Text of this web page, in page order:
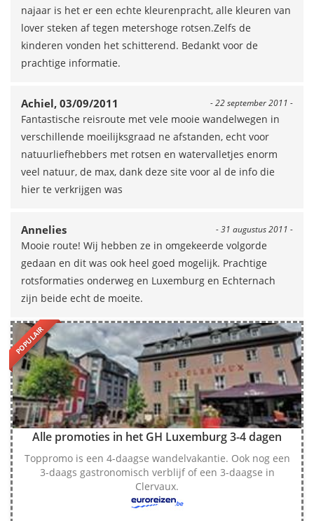
najaar is het er een echte kleurenpracht, alle kleuren van
lover steken af tegen metershoge rotsen.Zelfs de
kinderen vonden het schitterend. Bedankt voor de
prachtige informatie.
- 22 september 2011 -
Achiel, 03/09/2011
Fantastische reisroute met vele mooie wandelwegen in
verschillende moeilijksgraad ne afstanden, echt voor
natuurliefhebbers met rotsen en watervalletjes enorm
veel natuur, de max, dank deze site voor al de info die
hier te verkrijgen was
- 31 augustus 2011 -
Annelies
Mooie route! Wij hebben ze in omgekeerde volgorde
gedaan en dit was ook heel goed mogelijk. Prachtige
rotsformaties onderweg en Luxemburg en Echternach
zijn beide echt de moeite.
POPULAIR
Alle promoties in het GH Luxemburg 3-4 dagen
Toppromo is een 4-daagse wandelvakantie. Ook nog een
3-daags gastronomisch verblijf of een 3-daagse in
Clervaux.